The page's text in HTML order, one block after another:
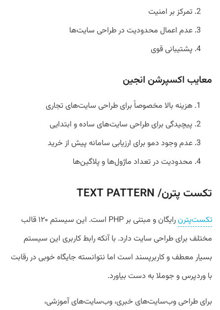
تمرکز بر امنیت
عدم اعمال محدودیت در طراحی سایت‌ها
پشتیبانی قوی
معایب اکسپرشن انجین
هزینه بالا مخصوصاً برای طراحی سایت‌های تجاری
پیچیدگی برای طراحی سایت‌های ساده و ابتدایی
عدم وجود دمو برای ارزیابی سامانه پیش از خرید
محدودیت در تعداد ماژول‌ها و پلاگین‌ها
تکست پترن/ TEXT PATTERN
تکست‌پترن
رایگان و مبتنی بر PHP است. این سیستم ۱۲۰ قالب
مختلف برای طراحی سایت دارد. با آنکه رابط کاربری این سیستم
بسیار معطف و کاربرپسند است اما نتوانسته جایگاه خوبی در رقابت
با وردپرس و جوملا به دست بیاورد.
برای طراحی وب‌سایت‌های خبری، وب‌سایت‌های آموزشی،